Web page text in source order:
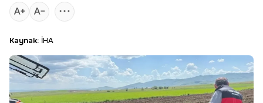
Kaynak: İHA